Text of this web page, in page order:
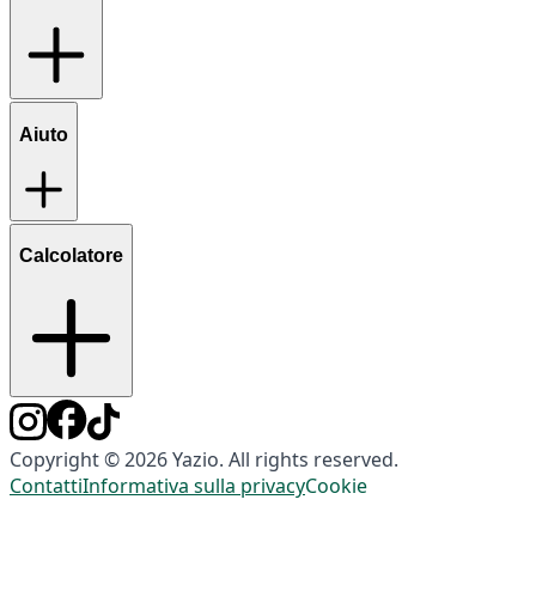
Aiuto
Calcolatore
Copyright © 2026 Yazio. All rights reserved.
ContattiInformativa sulla privacyCookie